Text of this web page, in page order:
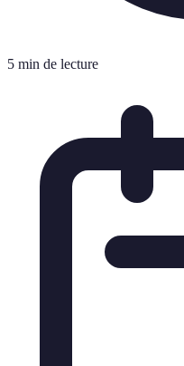
5 min de lecture